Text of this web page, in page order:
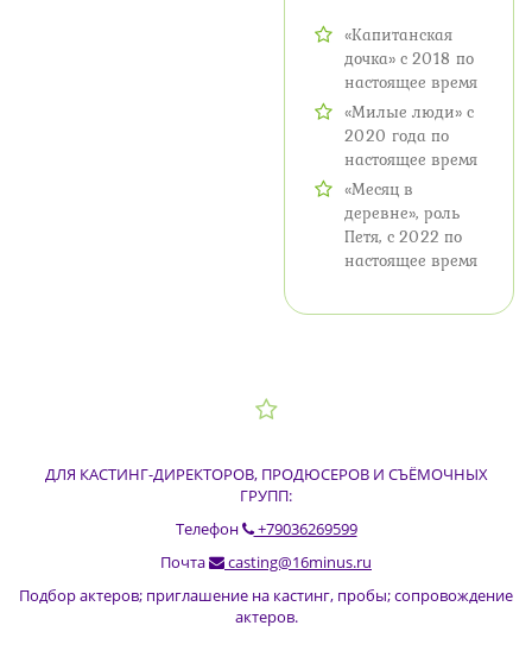
«Капитанская
дочка» с 2018 по
настоящее время
«Милые люди» с
2020 года по
настоящее время
«Месяц в
деревне», роль
Петя, с 2022 по
настоящее время
ДЛЯ КАСТИНГ-ДИРЕКТОРОВ, ПРОДЮСЕРОВ И СЪЁМОЧНЫХ
ГРУПП:
Телефон
+79036269599
Почта
casting@16minus.ru
Подбор актеров; приглашение на кастинг, пробы; сопровождение
актеров.